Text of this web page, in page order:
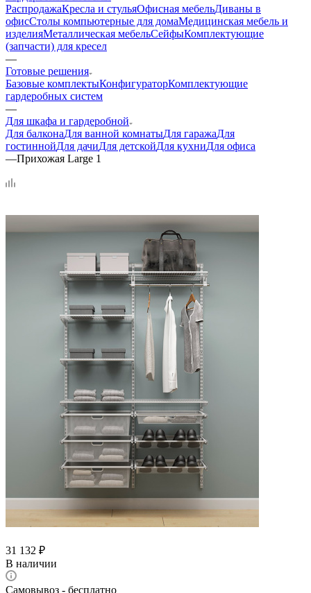
РаспродажаКресла и стульяОфисная мебельДиваны в
офисСтолы компьютерные для домаМедицинская мебель и
изделияМеталлическая мебельСейфыКомплектующие
(запчасти) для кресел
—
Готовые решения
Базовые комплектыКонфигураторКомплектующие
гардеробных систем
—
Для шкафа и гардеробной
Для балконаДля ванной комнатыДля гаражаДля
гостиннойДля дачиДля детскойДля кухниДля офиса
—Прихожая Large 1
31 132 ₽
В наличии
Самовывоз - бесплатно